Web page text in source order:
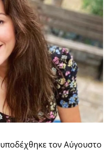
υποδέχθηκε τον Αύγουστο